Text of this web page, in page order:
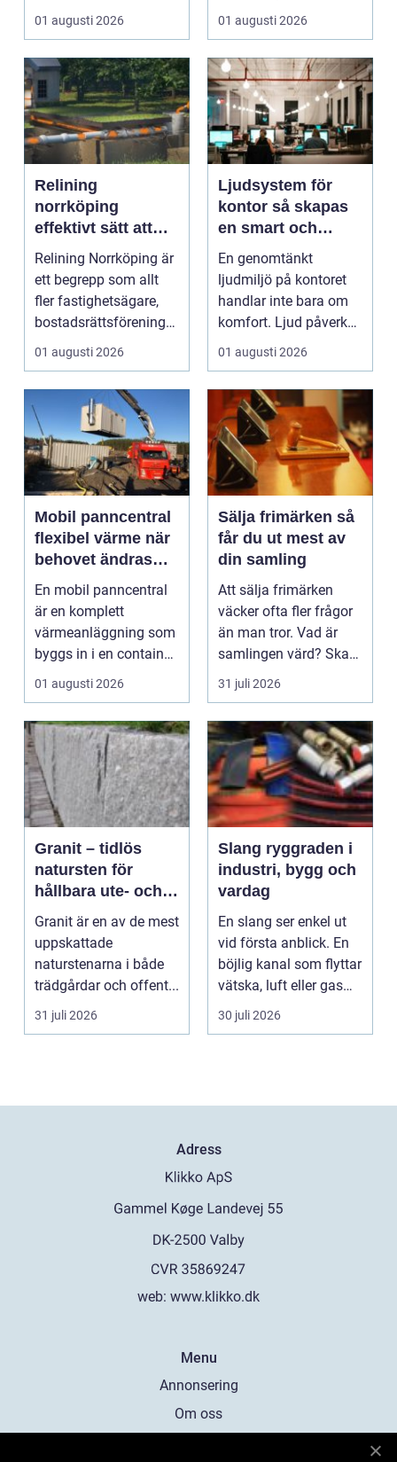
står Ventiler...
01 augusti 2026
armband som gått
sönd...
01 augusti 2026
Relining
norrköping
effektivt sätt att
förnya avloppsrör
utan stambyte
Relining Norrköping är
ett begrepp som allt
fler fastighetsägare,
bostadsrättsföreningar
och villaäg...
01 augusti 2026
Ljudsystem för
kontor så skapas
en smart och
hållbar ljudmiljö
En genomtänkt
ljudmiljö på kontoret
handlar inte bara om
komfort. Ljud påverkar
koncentration, stres...
01 augusti 2026
Mobil panncentral
flexibel värme när
behovet ändras
snabbt
En mobil panncentral
är en komplett
värmeanläggning som
byggs in i en container
eller trailer och ko...
01 augusti 2026
Sälja frimärken så
får du ut mest av
din samling
Att sälja frimärken
väcker ofta fler frågor
än man tror. Vad är
samlingen värd? Ska
man sälja allt p...
31 juli 2026
Granit – tidlös
natursten för
hållbara ute- och
innemiljöer
Granit är en av de mest
uppskattade
naturstenarna i både
trädgårdar och offent...
31 juli 2026
Slang ryggraden i
industri, bygg och
vardag
En slang ser enkel ut
vid första anblick. En
böjlig kanal som flyttar
vätska, luft eller gas
från en...
30 juli 2026
Adress
web: www.klikko.dk
Menu
Annonsering
Om oss